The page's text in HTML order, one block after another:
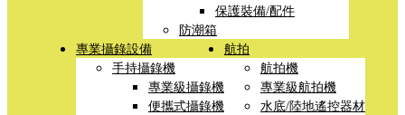
保護裝備/配件
防潮箱
專業攝錄設備
手持攝錄機
專業級攝錄機
便攜式攝錄機
航拍
航拍機
專業級航拍機
水底/陸地遙控器材